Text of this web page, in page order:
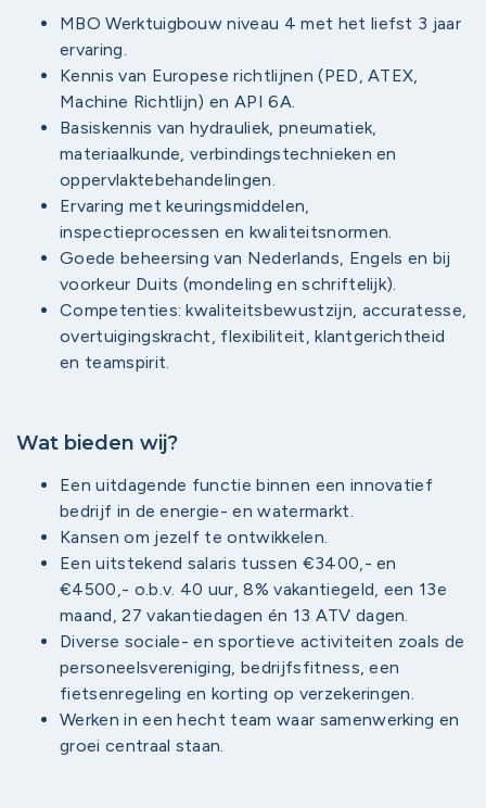
MBO Werktuigbouw niveau 4 met het liefst 3 jaar
ervaring.
Kennis van Europese richtlijnen (PED, ATEX,
Machine Richtlijn) en API 6A.
Basiskennis van hydrauliek, pneumatiek,
materiaalkunde, verbindingstechnieken en
oppervlaktebehandelingen.
Ervaring met keuringsmiddelen,
inspectieprocessen en kwaliteitsnormen.
Goede beheersing van Nederlands, Engels en bij
voorkeur Duits (mondeling en schriftelijk).
Competenties: kwaliteitsbewustzijn, accuratesse,
overtuigingskracht, flexibiliteit, klantgerichtheid
en teamspirit.
Wat bieden wij?
Een uitdagende functie binnen een innovatief
bedrijf in de energie- en watermarkt.
Kansen om jezelf te ontwikkelen.
Een uitstekend salaris tussen €3400,- en
€4500,- o.b.v. 40 uur, 8% vakantiegeld, een 13e
maand, 27 vakantiedagen én 13 ATV dagen.
Diverse sociale- en sportieve activiteiten zoals de
personeelsvereniging, bedrijfsfitness, een
fietsenregeling en korting op verzekeringen.
Werken in een hecht team waar samenwerking en
groei centraal staan.